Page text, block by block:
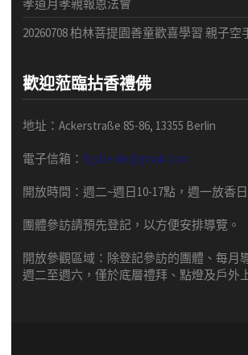
孝道月孝親報恩法會
20260708 柏林菩提園善童歡喜學習 親子空
歡迎蒞臨拈香禮佛
地址：Ackerstraße 85-86, 13355 Berlin
電子信箱： fgsberlin@gmail.com
開放時間 ： 週二~週日 10-17點， 週一放香日
團體參訪請預先登記，以方便安排導覽 。
開放參觀區域： 除登記參訪的團體、每月
週二至週六，僅於底層禮拜、點燈及戶外